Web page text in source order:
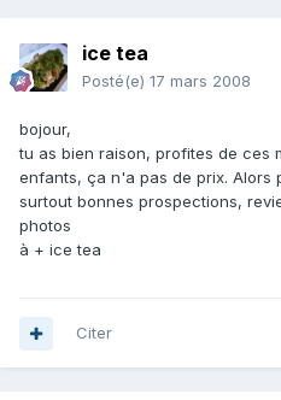
ice tea
Posté(e) 17 mars 2008
bojour,
tu as bien raison, profites de ces
enfants, ça n'a pas de prix. Alors
surtout bonnes prospections,
photos
à + ice tea
Citer